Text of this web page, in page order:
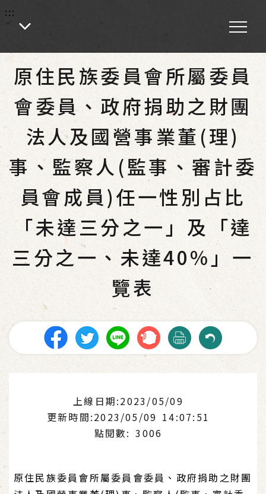
:::
:::
性別統計專區
原住民族委員會所屬委員
會委員、政府捐助之財團
法人及國營事業董(理)
事、監察人(監事、審計委
員會成員)任一性別占比
「未達三分之一」及「達
三分之一、未達40%」一
覽表
上線日期:2023/05/09
更新時間:2023/05/09 14:07:51
點閱數: 3006
原住民族委員會所屬委員會委員、政府捐助之財團